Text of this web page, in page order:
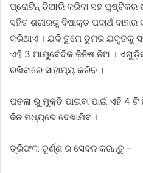
ପ୍ରୋଟିନ୍ ତିଆରି କରିବା ସହ ପୁଷ୍ଟିକର
ସହିତ ଶରୀରରୁ ବିଷାକ୍ତ ପଦାର୍ଥ
କରିଥାଏ । ଯଦି ତୁମେ ତୁମର ଯକୃତକୁ
ଏହି 3 ଆୟୁର୍ବେଦିକ ଜିନିଷ ନିଅ ।
ରଖିବାରେ ସାହାଯ୍ୟ କରିବ ।
ପତଳା ରୁ ମୁକ୍ତି ପାଇବା ପାଇଁ ଏହି 4
ଦିନ ମଧ୍ୟରେ ଦେଖାଯିବ ।
ତ୍ରିଫଳା ଚୂର୍ଣ୍ଣ ର ସେବନ କରନ୍ତୁ –